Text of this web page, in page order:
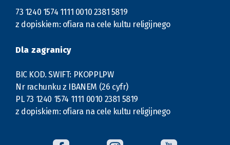
73 1240 1574 1111 0010 2381 5819
z dopiskiem: ofiara na cele kultu religijnego
Dla zagranicy
BIC KOD. SWIFT: PKOPPLPW
Nr rachunku z IBANEM (26 cyfr)
PL 73 1240 1574 1111 0010 2381 5819
z dopiskiem: ofiara na cele kultu religijnego